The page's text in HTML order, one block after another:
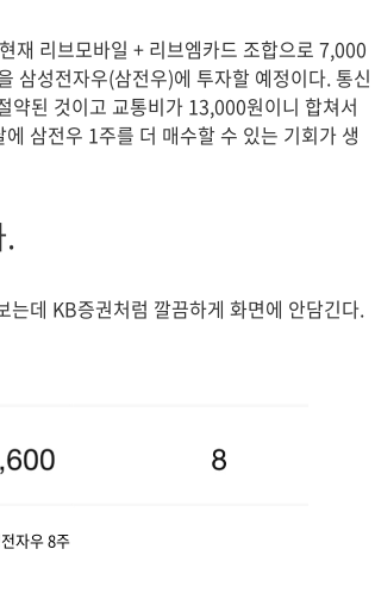
재 리브모바일 + 리브엠카드 조합으로 7,000
삼성전자우(삼전우)에 투자할 예정이다. 통신
된 것이고 교통비가 13,000원이니 합쳐서
삼전우 1주를 더 매수할 수 있는 기회가 생
데 KB증권처럼 깔끔하게 화면에 안담긴다.
자우 8주